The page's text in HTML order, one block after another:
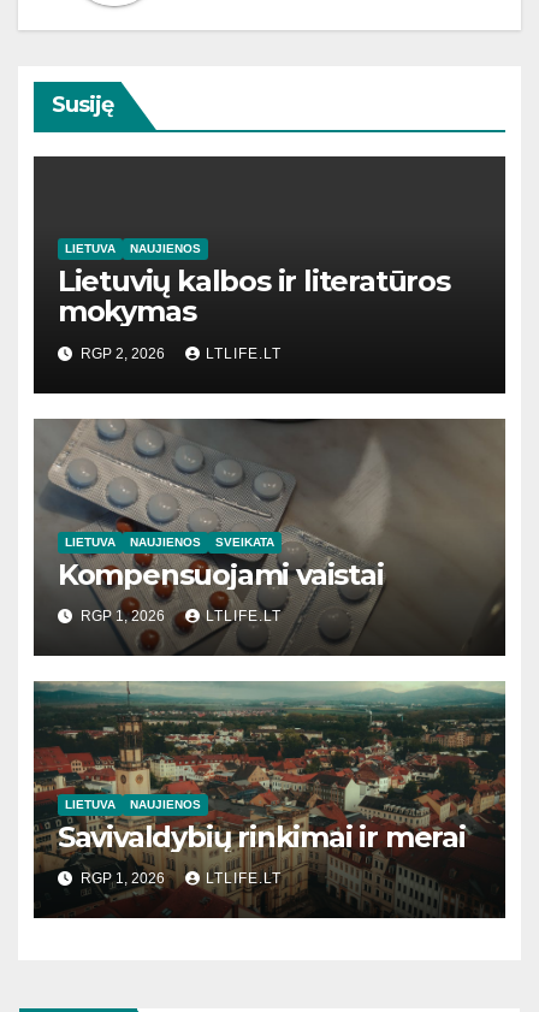
Susiję
LIETUVA NAUJIENOS
Lietuvių kalbos ir literatūros
mokymas
RGP 2, 2026 LTLIFE.LT
LIETUVA NAUJIENOS SVEIKATA
Kompensuojami vaistai
RGP 1, 2026 LTLIFE.LT
LIETUVA NAUJIENOS
Savivaldybių rinkimai ir merai
RGP 1, 2026 LTLIFE.LT